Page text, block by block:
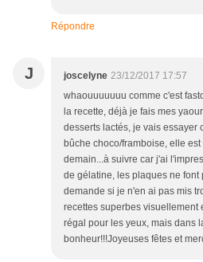
Répondre
J joscelyne 23/12/2017 17:57
whaouuuuuuu comme c'est
la recette, déjà je fais mes
desserts lactés, je vais essayer
bûche choco/framboise, elle
demain...à suivre car j'ai
de gélatine, les plaques ne font
demande si je n'en ai pas mis
recettes superbes visuellement
régal pour les yeux, mais dans
bonheur!!!Joyeuses fêtes et